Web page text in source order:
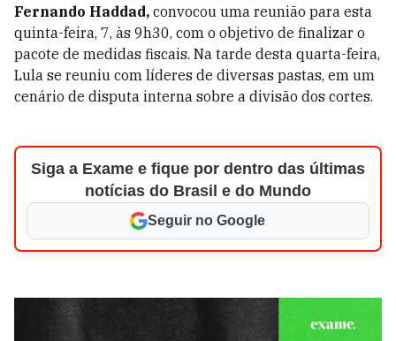
Fernando Haddad, convocou uma reunião para esta
quinta-feira, 7, às 9h30, com o objetivo de finalizar o
pacote de medidas fiscais. Na tarde desta quarta-feira,
Lula se reuniu com líderes de diversas pastas, em um
cenário de disputa interna sobre a divisão dos cortes.
Siga a Exame e fique por dentro das últimas
notícias do Brasil e do Mundo
Seguir no Google